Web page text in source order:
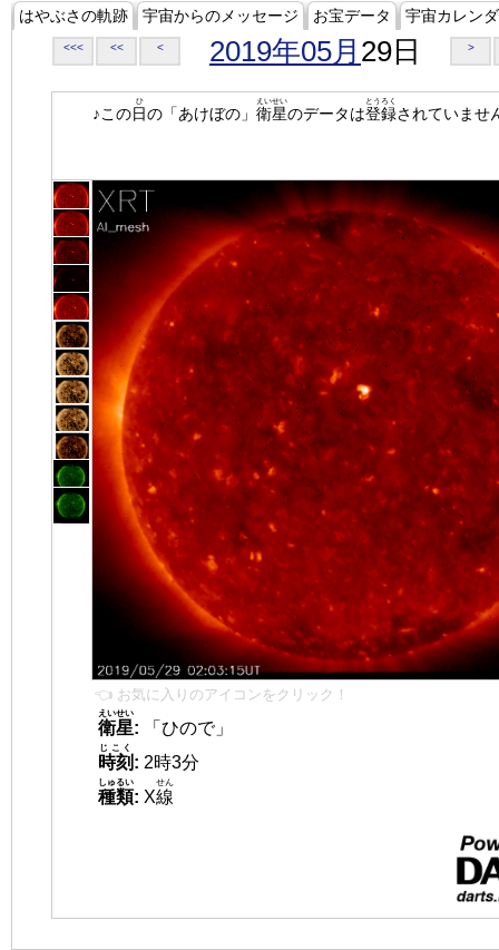
はやぶさの軌跡 宇宙からのメッセージ お宝データ 宇宙カレン
<<< << < 2019年05月 29日 >
♪この日
ひ
の「あけぼの」 衛星
えいせい
のデータは登録
とうろく
されていませ
👈 お気に入りのアイコンをクリック！
衛星
えいせい
:
「ひので」
時刻
じこく
: 2時3分
種類
しゅるい
: X線
せん